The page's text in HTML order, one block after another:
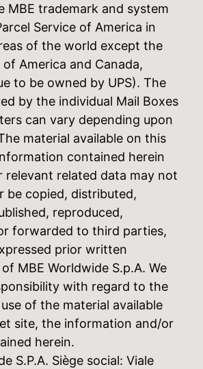
MBE trademark and system
Service of America in
of the world except the
America and Canada,
to be owned by UPS). The
by the individual Mail Boxes
can vary depending upon
material available on this
contained herein
relevant related data may not
be copied, distributed,
reproduced,
forwarded to third parties,
prior written
MBE Worldwide S.p.A. We
with regard to the
of the material available
site, the information and/or
herein.
S.P.A. Siège social: Viale